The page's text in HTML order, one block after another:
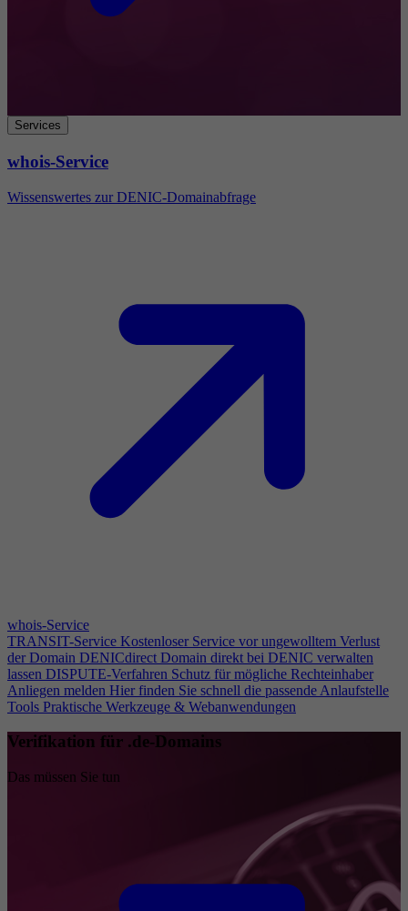
Services
whois-Service
Wissenswertes zur DENIC-Domainabfrage
whois-Service
TRANSIT-Service Kostenloser Service vor ungewolltem Verlust
der Domain DENICdirect Domain direkt bei DENIC verwalten
lassen DISPUTE-Verfahren Schutz für mögliche Rechteinhaber
Anliegen melden Hier finden Sie schnell die passende Anlaufstelle
Tools Praktische Werkzeuge & Webanwendungen
Verifikation für .de-Domains
Das müssen Sie tun